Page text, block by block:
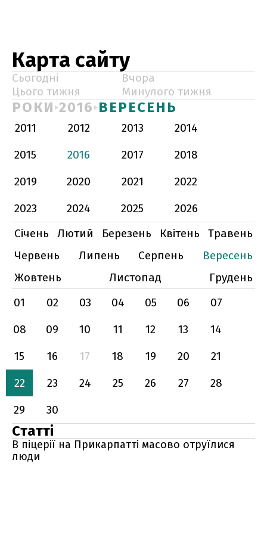
Карта сайту
Сьогодні
Вчора
Цього тижня
Минулого тижня
РОКИ 2016 ВЕРЕСЕНЬ
2011 2012 2013
2014
2015
2016 2017
2018
2019
2020 2021
2022
2023
2024 2025
2026
Січень
Лютий Березень Квітень
Травень
Червень
Липень Серпень
Вересень
Жовтень
Листопад
Грудень
01
02 03 04 05 06
07
08
09 10 11 12 13
14
15
16 17 18 19 20
21
22
23 24 25 26 27
28
29
30
Статті
В піцерії на Прикарпатті масово отруїлися
люди